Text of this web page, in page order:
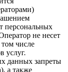
персональных
не несет
том числе
услуг.
данных запреты
а также